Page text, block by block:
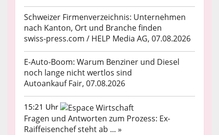
Schweizer Firmenverzeichnis: Unternehmen
nach Kanton, Ort und Branche finden
swiss-press.com / HELP Media AG, 07.08.2026
E-Auto-Boom: Warum Benziner und Diesel
noch lange nicht wertlos sind
Autoankauf Fair, 07.08.2026
15:21 Uhr
Fragen und Antworten zum Prozess: Ex-
Raiffeisenchef steht ab ... »